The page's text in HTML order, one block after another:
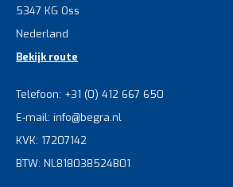
5347 KG Oss
Nederland
Bekijk route
Telefoon: +31 (0) 412 667 650
E-mail: info@begra.nl
KVK: 17207142
BTW: NL818038524B01